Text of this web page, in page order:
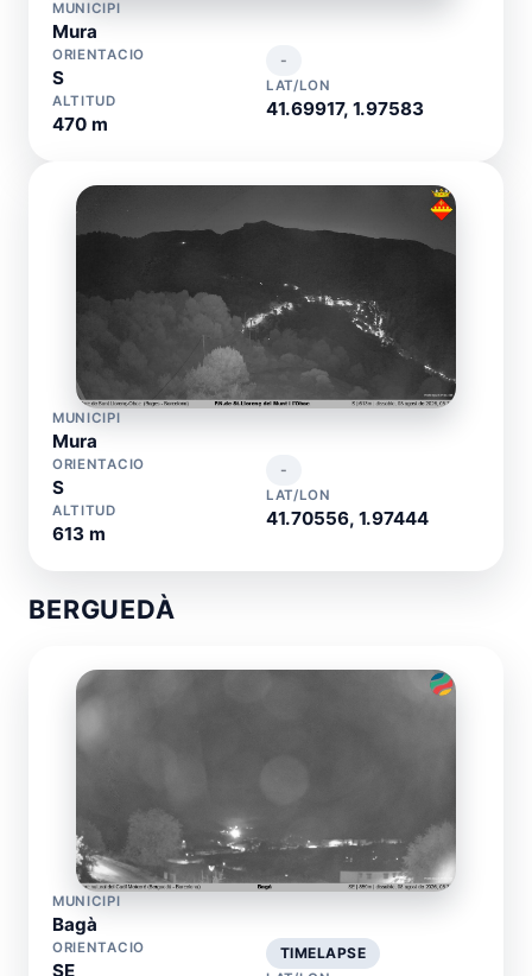
MUNICIPI
Mura
ORIENTACIO
S
ALTITUD
470 m
-
LAT/LON
41.69917, 1.97583
MUNICIPI
Mura
ORIENTACIO
S
ALTITUD
613 m
-
LAT/LON
41.70556, 1.97444
BERGUEDÀ
MUNICIPI
Bagà
ORIENTACIO
SE
TIMELAPSE